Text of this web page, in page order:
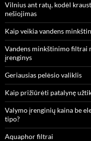
Vilnius ant ratų, kodėl
nešiojimas
Kaip veikia vandens
Vandens minkštinimo filtrai
įrenginys
Geriausias pelėsio valiklis
Kaip prižiūrėti patalynę
Valymo įrenginių kaina be
tipo?
Aquaphor filtrai